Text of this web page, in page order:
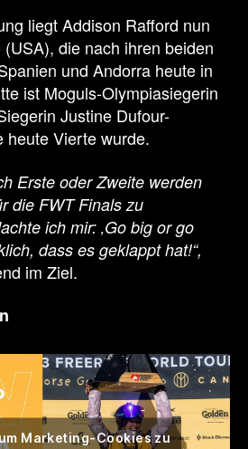
liegt Addison Rafford nun
die nach ihren beiden
und Andorra heute in
ist Moguls-Olympiasiegerin
Justine Dufour-
heute Vierte wurde.
Erste oder Zweite werden
die FWT Finals zu
ich mir: ‚Go big or go
dass es geklappt hat!“,
im Ziel.
Marketing-Cookies zu